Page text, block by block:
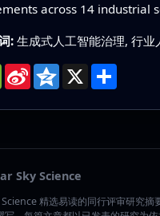
across 14 industrial
: 生成式人工智能治理, 行
WeChat
Sina
Weibo
Qzone
X 分
享
Sky Science
精选易读的同行评审研究摘